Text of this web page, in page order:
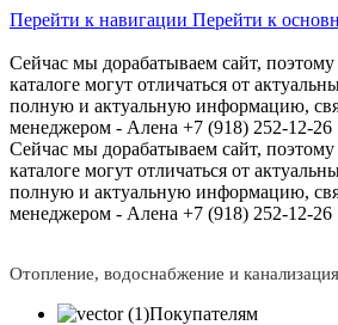
Перейти к навигации Перейти к
Сейчас мы дорабатываем сайт,
каталоге могут отличаться от
полную и актуальную информацию,
менеджером - Алена +7 (918) 252-12-26
Сейчас мы дорабатываем сайт,
каталоге могут отличаться от
полную и актуальную информацию,
менеджером - Алена +7 (918) 252-12-26
Отопление, водоснабжение и канализация
Покупателям